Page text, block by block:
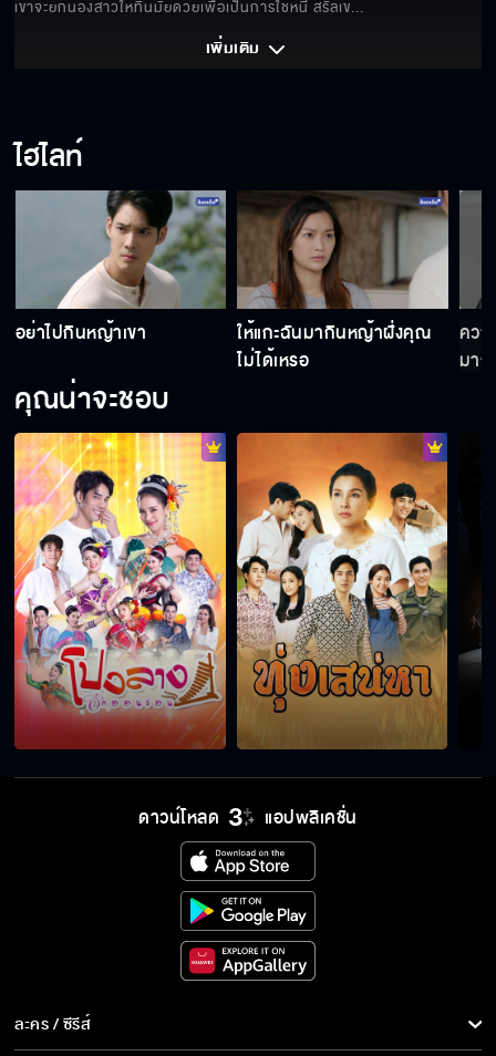
จูบที่แก้มผม
Good Morning Kiss
แถวนี้ไม่มีใครเคารพคุณแล้ว!
จากนี้ไปคุณเป็นเมียถูกต้องตามกฎหมายแล้วนะ
เรามีเรื่องต้องคุยกันหน่อย
เสร็จฉันแน่!!
คนแบบนี้ใครกล้าเอาทำผัวด้วยหรอ
ผมอยากรู้จักพิม!!
ยกน้องสาวแกให้ฉัน เป็นการใช้หนี้
เขาจะยกน้องสาวให้ทินมัยด้วยเพื่อเป็นการใช้หนี้ สรัลเข้...
เพิ่มเติม
ไฮไลท์
อย่าไปกินหญ้าเขา
ให้แกะฉันมากินหญ้าฝั่งคุณ
ไม่ได้เหรอ
ควา
มาก
คุณน่าจะชอบ
ดาวน์โหลด แอปพลิเคชั่น
ละคร / ซีรีส์